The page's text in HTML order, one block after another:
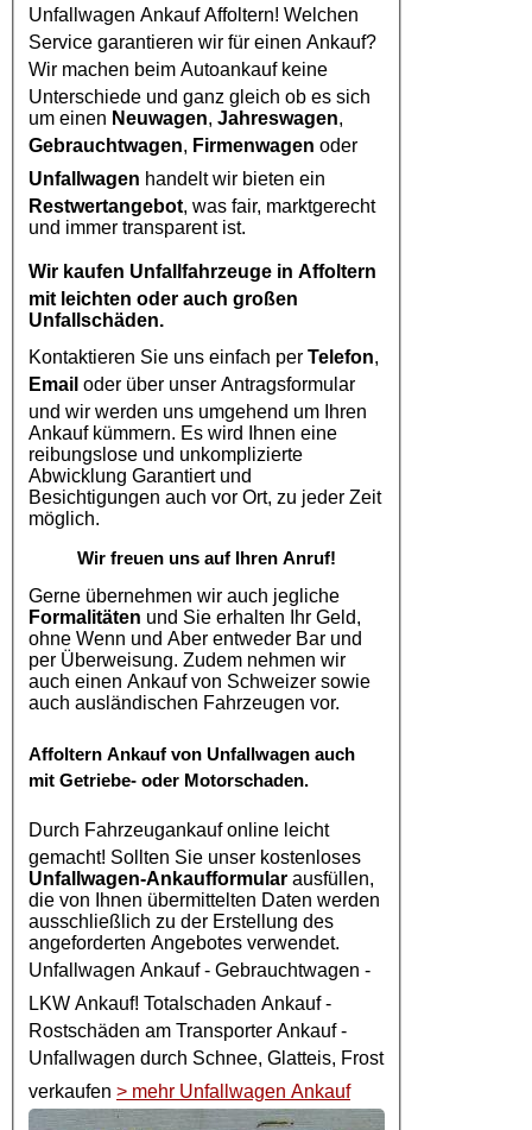
Unfallwagen Ankauf Affoltern! Welchen
Service garantieren wir für einen Ankauf?
Wir machen beim Autoankaufkeine
Unterschiede und ganz gleich ob es sich
um einen Neuwagen, Jahreswagen,
Gebrauchtwagen, Firmenwagen oder
Unfallwagen
handelt wir bieten ein
Restwertangebot, was fair, marktgerecht
und immer transparent ist.
Wir kaufen Unfallfahrzeuge in Affoltern
mit leichten oder auch großen
Unfallschäden.
Kontaktieren Sie uns einfach per Telefon,
Email oder über unser Antragsformular
und wir werden uns umgehend um Ihren
Ankauf kümmern. Es wird Ihnen eine
reibungslose und unkomplizierte
Abwicklung Garantiert und
Besichtigungen auch vor Ort, zu jeder Zeit
möglich.
Wir freuen uns auf Ihren Anruf!
Gerne übernehmen wir auch jegliche
Formalitäten und Sie erhalten Ihr Geld,
ohne Wenn und Aber entweder Bar und
per Überweisung. Zudem nehmen wir
auch einen Ankauf von Schweizer sowie
auch ausländischen Fahrzeugen vor.
Affoltern Ankauf von Unfallwagen auch
mit Getriebe- oder Motorschaden.
Durch Fahrzeugankauf online leicht
gemacht! Sollten Sie unser kostenloses
Unfallwagen-Ankaufformular ausfüllen,
die von Ihnen übermittelten Daten werden
ausschließlich zu der Erstellung des
angeforderten Angebotes verwendet.
Unfallwagen Ankauf- Gebrauchtwagen -
LKW Ankauf! Totalschaden Ankauf -
Rostschäden am Transporter Ankauf -
Unfallwagen durch Schnee, Glatteis, Frost
verkaufen > mehr Unfallwagen Ankauf